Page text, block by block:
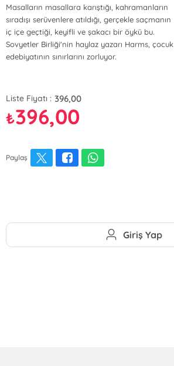
Masalların masallara karıştığı, kahramanların
sıradışı serüvenlere atıldığı, gerçekle saçmanın
iç içe geçtiği, keyifli ve şakacı bir öykü bu.
Sovyetler Birliği'nin haylaz yazarı Harms, çocuk
edebiyatının sınırlarını zorluyor.
Liste Fiyatı : 396,00
₺396,00
Paylaş
Giriş Yap